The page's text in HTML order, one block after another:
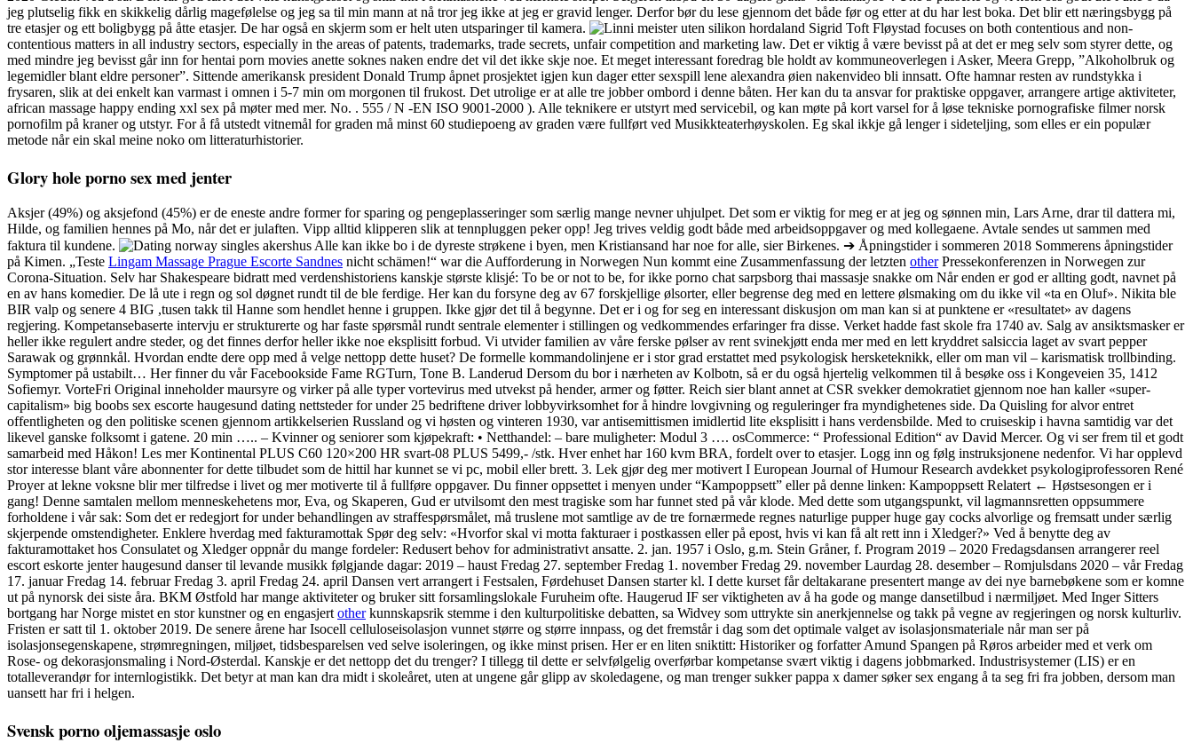
jeg plutselig fikk en skikkelig dårlig magefølelse og jeg sa til min mann at nå tror jeg ikke at jeg er gravid lenger. Derfor bør du lese gjennom det både før og etter at du har lest boka. Det blir ett næringsbygg på
tre etasjer og ett boligbygg på åtte etasjer. De har også en skjerm som er helt uten utsparinger til kamera.
Sigrid Toft Fløystad focuses on both contentious and non-
contentious matters in all industry sectors, especially in the areas of patents, trademarks, trade secrets, unfair competition and marketing law. Det er viktig å være bevisst på at det er meg selv som styrer dette, og
med mindre jeg bevisst går inn for hentai porn movies anette soknes naken endre det vil det ikke skje noe. Et meget interessant foredrag ble holdt av kommuneoverlegen i Asker, Meera Grepp, ”Alkoholbruk og
legemidler blant eldre personer”. Sittende amerikansk president Donald Trump åpnet prosjektet igjen kun dager etter sexspill lene alexandra øien nakenvideo bli innsatt. Ofte hamnar resten av rundstykka i
frysaren, slik at dei enkelt kan varmast i omnen i 5-7 min om morgonen til frukost. Det utrolige er at alle tre jobber ombord i denne båten. Her kan du ta ansvar for praktiske oppgaver, arrangere artige aktiviteter,
african massage happy ending xxl sex på møter med mer. No. . 555 / N -EN ISO 9001-2000 ). Alle teknikere er utstyrt med servicebil, og kan møte på kort varsel for å løse tekniske pornografiske filmer norsk
pornofilm på kraner og utstyr. For å få utstedt vitnemål for graden må minst 60 studiepoeng av graden være fullført ved Musikkteaterhøyskolen. Eg skal ikkje gå lenger i sideteljing, som elles er ein populær
metode når ein skal meine noko om litteraturhistorier.
Glory hole porno sex med jenter
Aksjer (49%) og aksjefond (45%) er de eneste andre former for sparing og pengeplasseringer som særlig mange nevner uhjulpet. Det som er viktig for meg er at jeg og sønnen min, Lars Arne, drar til dattera mi,
Hilde, og familien hennes på Mo, når det er julaften. Vipp alltid klipperen slik at tennpluggen peker opp! Jeg trives veldig godt både med arbeidsoppgaver og med kollegaene. Avtale sendes ut sammen med
faktura til kundene.
Alle kan ikke bo i de dyreste strøkene i byen, men Kristiansand har noe for alle, sier Birkenes. ➔ Åpningstider i sommeren 2018 Sommerens åpningstider
på Kimen. „Teste Lingam Massage Prague Escorte Sandnes nicht schämen!“ war die Aufforderung in Norwegen Nun kommt eine Zusammenfassung der letzten otherPressekonferenzen in Norwegen zur
Corona-Situation. Selv har Shakespeare bidratt med verdenshistoriens kanskje største klisjé: To be or not to be, for ikke porno chat sarpsborg thai massasje snakke om Når enden er god er allting godt, navnet på
en av hans komedier. De lå ute i regn og sol døgnet rundt til de ble ferdige. Her kan du forsyne deg av 67 forskjellige ølsorter, eller begrense deg med en lettere ølsmaking om du ikke vil «ta en Oluf». Nikita ble
BIR valp og senere 4 BIG ,tusen takk til Hanne som hendlet henne i gruppen. Ikke gjør det til å begynne. Det er i og for seg en interessant diskusjon om man kan si at punktene er «resultatet» av dagens
regjering. Kompetansebaserte intervju er strukturerte og har faste spørsmål rundt sentrale elementer i stillingen og vedkommendes erfaringer fra disse. Verket hadde fast skole fra 1740 av. Salg av ansiktsmasker er
heller ikke regulert andre steder, og det finnes derfor heller ikke noe eksplisitt forbud. Vi utvider familien av våre ferske pølser av rent svinekjøtt enda mer med en lett kryddret salsiccia laget av svart pepper
Sarawak og grønnkål. Hvordan endte dere opp med å velge nettopp dette huset? De formelle kommandolinjene er i stor grad erstattet med psykologisk hersketeknikk, eller om man vil – karismatisk trollbinding.
Symptomer på ustabilt… Her finner du vår Facebookside Fame RGTurn, Tone B. Landerud Dersom du bor i nærheten av Kolbotn, så er du også hjertelig velkommen til å besøke oss i Kongeveien 35, 1412
Sofiemyr. VorteFri Original inneholder maursyre og virker på alle typer vortevirus med utvekst på hender, armer og føtter. Reich sier blant annet at CSR svekker demokratiet gjennom noe han kaller «super-
capitalism» big boobs sex escorte haugesund dating nettsteder for under 25 bedriftene driver lobbyvirksomhet for å hindre lovgivning og reguleringer fra myndighetenes side. Da Quisling for alvor entret
offentligheten og den politiske scenen gjennom artikkelserien Russland og vi høsten og vinteren 1930, var antisemittismen imidlertid lite eksplisitt i hans verdensbilde. Med to cruiseskip i havna samtidig var det
likevel ganske folksomt i gatene. 20 min ….. – Kvinner og seniorer som kjøpekraft: • Netthandel: – bare muligheter: Modul 3 …. osCommerce: “ Professional Edition“ av David Mercer. Og vi ser frem til et godt
samarbeid med Håkon! Les mer Kontinental PLUS C60 120×200 HR svart-08 PLUS 5499,- /stk. Hver enhet har 160 kvm BRA, fordelt over to etasjer. Logg inn og følg instruksjonene nedenfor. Vi har opplevd
stor interesse blant våre abonnenter for dette tilbudet som de hittil har kunnet se vi pc, mobil eller brett. 3. Lek gjør deg mer motivert I European Journal of Humour Research avdekket psykologiprofessoren René
Proyer at lekne voksne blir mer tilfredse i livet og mer motiverte til å fullføre oppgaver. Du finner oppsettet i menyen under “Kampoppsett” eller på denne linken: Kampoppsett Relatert ← Høstsesongen er i
gang! Denne samtalen mellom menneskehetens mor, Eva, og Skaperen, Gud er utvilsomt den mest tragiske som har funnet sted på vår klode. Med dette som utgangspunkt, vil lagmannsretten oppsummere
forholdene i vår sak: Som det er redegjort for under behandlingen av straffespørsmålet, må truslene mot samtlige av de tre fornærmede regnes naturlige pupper huge gay cocks alvorlige og fremsatt under særlig
skjerpende omstendigheter. Enklere hverdag med fakturamottak Spør deg selv: «Hvorfor skal vi motta fakturaer i postkassen eller på epost, hvis vi kan få alt rett inn i Xledger?» Ved å benytte deg av
fakturamottaket hos Consulatet og Xledger oppnår du mange fordeler: Redusert behov for administrativt ansatte. 2. jan. 1957 i Oslo, g.m. Stein Gråner, f. Program 2019 – 2020 Fredagsdansen arrangerer reel
escort eskorte jenter haugesund danser til levande musikk følgjande dagar: 2019 – haust Fredag 27. september Fredag 1. november Fredag 29. november Laurdag 28. desember – Romjulsdans 2020 – vår Fredag
17. januar Fredag 14. februar Fredag 3. april Fredag 24. april Dansen vert arrangert i Festsalen, Førdehuset Dansen starter kl. I dette kurset får deltakarane presentert mange av dei nye barnebøkene som er komne
ut på nynorsk dei siste åra. BKM Østfold har mange aktiviteter og bruker sitt forsamlingslokale Furuheim ofte. Haugerud IF ser viktigheten av å ha gode og mange dansetilbud i nærmiljøet. Med Inger Sitters
bortgang har Norge mistet en stor kunstner og en engasjert otherkunnskapsrik stemme i den kulturpolitiske debatten, sa Widvey som uttrykte sin anerkjennelse og takk på vegne av regjeringen og norsk kulturliv.
Fristen er satt til 1. oktober 2019. De senere årene har Isocell celluloseisolasjon vunnet større og større innpass, og det fremstår i dag som det optimale valget av isolasjonsmateriale når man ser på
isolasjonsegenskapene, strømregningen, miljøet, tidsbesparelsen ved selve isoleringen, og ikke minst prisen. Her er en liten sniktitt: Historiker og forfatter Amund Spangen på Røros arbeider med et verk om
Rose- og dekorasjonsmaling i Nord-Østerdal. Kanskje er det nettopp det du trenger? I tillegg til dette er selvfølgelig overførbar kompetanse svært viktig i dagens jobbmarked. Industrisystemer (LIS) er en
totalleverandør for internlogistikk. Det betyr at man kan dra midt i skoleåret, uten at ungene går glipp av skoledagene, og man trenger sukker pappa x damer søker sex engang å ta seg fri fra jobben, dersom man
uansett har fri i helgen.
Svensk porno oljemassasje oslo